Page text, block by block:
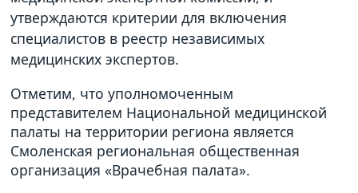
утверждаются критерии для включения
специалистов в реестр независимых
медицинских экспертов.
Отметим, что уполномоченным
представителем Национальной медицинской
палаты на территории региона является
Смоленская региональная общественная
организация «Врачебная палата».